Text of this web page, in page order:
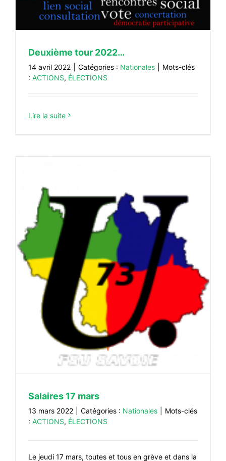
#FORMATION
#COMMUNIQUÉS
#MÉDIAS
Deuxième tour 2022…
14 avril 2022 Catégories : Nationales
Mots-clés
: ACTIONS, ÉLECTIONS
Lire la suite
Salaires 17 mars
13 mars 2022 Catégories : Nationales
Mots-clés
: ACTIONS, ÉLECTIONS
Le jeudi 17 mars, toutes et tous en grève et dans la